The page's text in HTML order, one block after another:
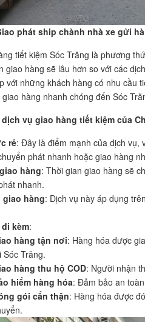
phát ship chành nhà xe gửi
tiết kiệm Sóc Trăng là phương
giao hàng sẽ lâu hơn so với các
với những khách hàng có nhu cầu
hàng nhanh chóng đến Sóc
vụ giao hàng tiết kiệm của
rẻ: Đây là điểm mạnh của dịch vụ,
phát nhanh hoặc giao hàng
hàng: Thời gian giao hàng sẽ
nhanh.
giao hàng: Dịch vụ này áp dụng
kèm:
hàng tận nơi: Hàng hóa được
Sóc Trăng.
hàng thu hộ COD: Người nhận
hiểm hàng hóa: Đảm bảo an
gói cẩn thận: Hàng hóa được